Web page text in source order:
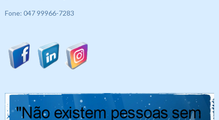
Fone: 047 99966-7283